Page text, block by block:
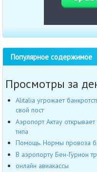
Популярное содержимое
Просмотры за
Alitalia угрожает
свой пост
Аэропорт Актау
типа
Помощь. Нормы провоза
В аэропорту Бен-Гурион
онлайн авиакассы